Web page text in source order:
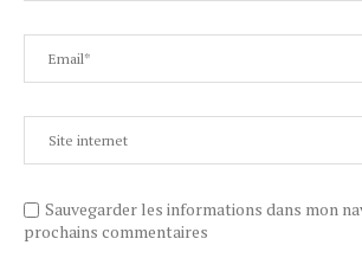
Sauvegarder les informations dans mon
prochains commentaires